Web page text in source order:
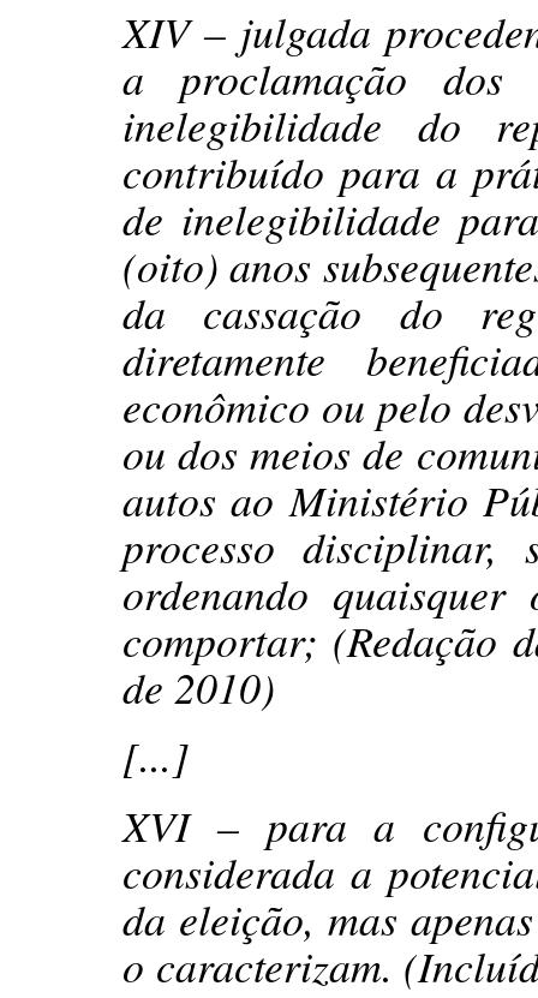
XIV – julgada
a proclamação
inelegibilidade do
contribuído para a
de inelegibilidade
(oito) anos
da cassação do
diretamente
econômico ou pelo
ou dos meios de
autos ao Ministério
processo
ordenando
comportar; (Redação
de 2010)
[...]
XVI – para a
considerada a
da eleição, mas
o caracterizam.